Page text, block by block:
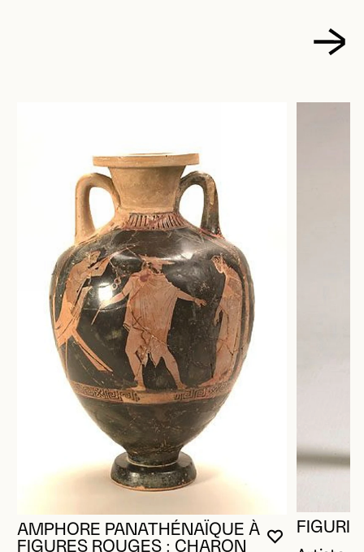
VOUS
FERMER
OUVRIR LA
AMPHORE PANATHÉNAÏQUE À
FIGURES ROUGES : CHARON